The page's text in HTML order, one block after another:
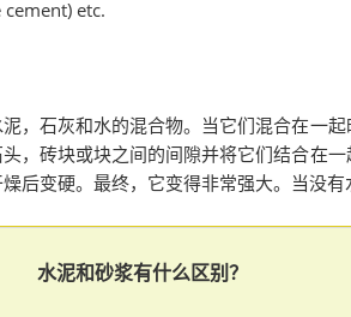
etc.
，石灰和水的混合物。当它们混合在一
，砖块或块之间的间隙并将它们结合在
后变硬。最终，它变得非常强大。当没有
水泥和砂浆有什么区别？